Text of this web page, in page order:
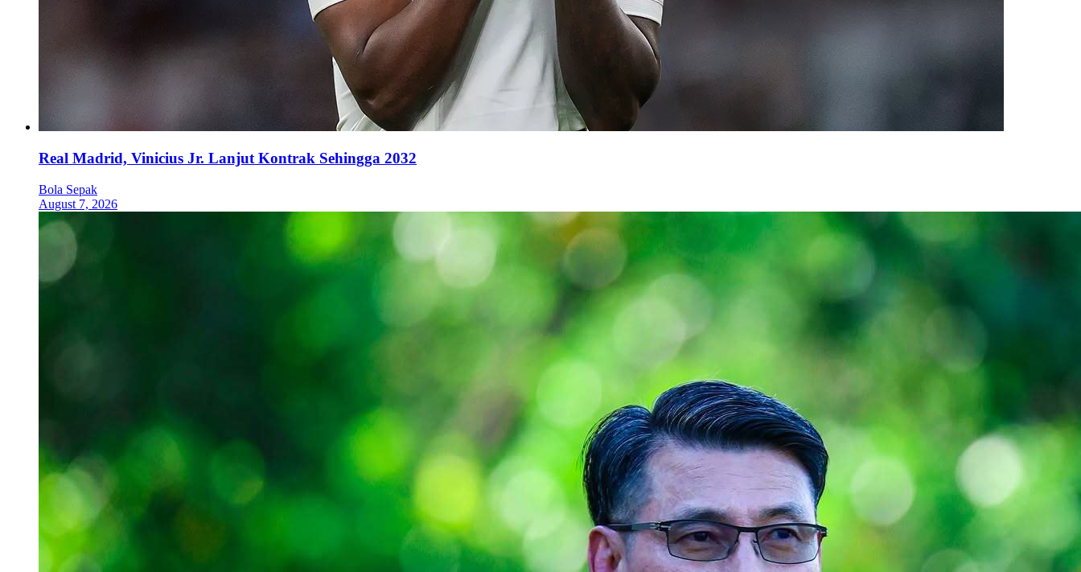
Real Madrid, Vinicius Jr. Lanjut Kontrak Sehingga 2032
Bola Sepak
August 7, 2026